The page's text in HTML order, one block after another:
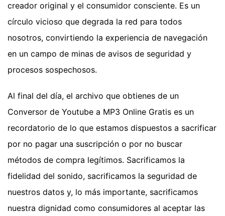
creador original y el consumidor consciente. Es un
círculo vicioso que degrada la red para todos
nosotros, convirtiendo la experiencia de navegación
en un campo de minas de avisos de seguridad y
procesos sospechosos.
Al final del día, el archivo que obtienes de un
Conversor de Youtube a MP3 Online Gratis es un
recordatorio de lo que estamos dispuestos a sacrificar
por no pagar una suscripción o por no buscar
métodos de compra legítimos. Sacrificamos la
fidelidad del sonido, sacrificamos la seguridad de
nuestros datos y, lo más importante, sacrificamos
nuestra dignidad como consumidores al aceptar las